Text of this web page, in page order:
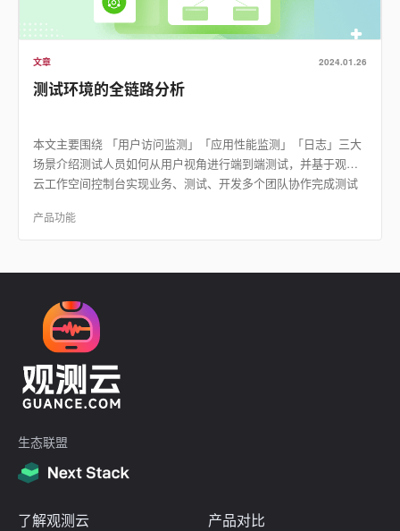
文章 2024.01.26
测试环境的全链路分析
本文主要围绕 「用户访问监测」「应用性能监测」「日志」三大
场景介绍测试人员如何从用户视角进行端到端测试，并基于观测
云工作空间控制台实现业务、测试、开发多个团队协作完成测试
产品功能
生态联盟
了解观测云 产品对比